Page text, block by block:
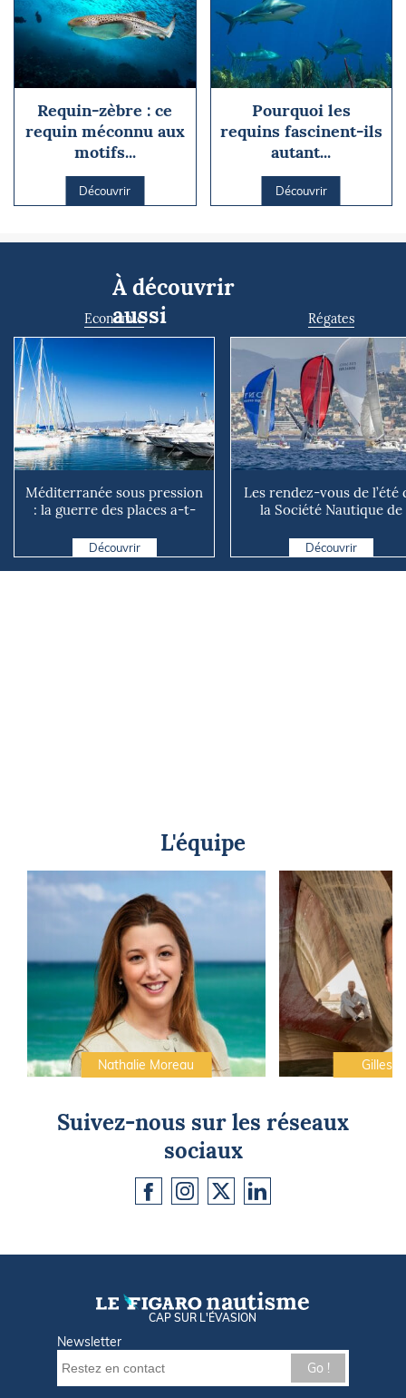
Requin-zèbre : ce
requin méconnu aux
motifs...
Découvrir
Pourquoi les
requins fascinent-ils
autant...
Découvrir
À découvrir
aussi
Economie
Méditerranée sous pression
: la guerre des places a-t-
Découvrir
Régates
Les rendez-vous de l’été
la Société Nautique de
Découvrir
L'équipe
Nathalie Moreau Gilles
Suivez-nous sur les réseaux
sociaux
CAP SUR L'ÉVASION
Newsletter
Go !